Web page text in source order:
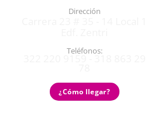
Dirección
Teléfonos:
¿Cómo llegar?